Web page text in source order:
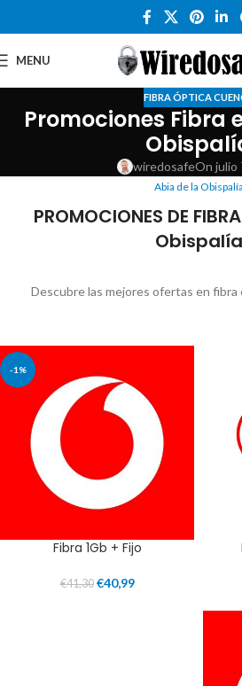
MENU
FIBRA ÓPTICA
Promociones Fibra
wiredosafeOn julio
Abia de la Obispalía
PROMOCIONES DE
Obispalía
Descubre las mejores ofertas en fibra
-1%
Fibra 1Gb + Fijo
€41,30 €40,99